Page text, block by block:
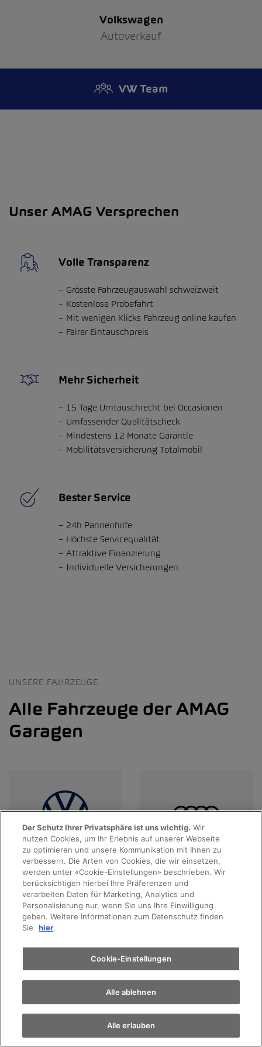
Volkswagen
Autoverkauf
VW Team
Unser AMAG Versprechen
Volle Transparenz
Grösste Fahrzeugauswahl schweizweit
Kostenlose Probefahrt
Mit wenigen Klicks Fahrzeug online kaufen
Fairer Eintauschpreis
Mehr Sicherheit
15 Tage Umtauschrecht bei Occasionen
Umfassender Qualitätscheck
Mindestens 12 Monate Garantie
Mobilitätsversicherung Totalmobil
Bester Service
24h Pannenhilfe
Höchste Servicequalität
Attraktive Finanzierung
Individuelle Versicherungen
UNSERE FAHRZEUGE
Alle Fahrzeuge der AMAG
Garagen
Angebote anzeigen Angebote anzeigen
Angebote anzeigen Angebote anzeigen
Probefahrt
Terminvereinbarung
Auto finden
Elektromobilität
Der Schutz Ihrer Privatsphäre ist uns wichtig. Wir
nutzen Cookies, um Ihr Erlebnis auf unserer Webseite
zu optimieren und unsere Kommunikation mit Ihnen zu
verbessern. Die Arten von Cookies, die wir einsetzen,
werden unter «Cookie-Einstellungen» beschrieben. Wir
berücksichtigen hierbei Ihre Präferenzen und
verarbeiten Daten für Marketing, Analytics und
Personalisierung nur, wenn Sie uns Ihre Einwilligung
geben. Weitere Informationen zum Datenschutz finden
Sie
hier.
Cookie-Einstellungen
Alle ablehnen
Alle erlauben